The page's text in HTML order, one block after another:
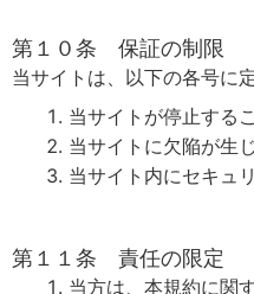
第１０条 保証の制限
当サイトは、以下の各号に
当サイトが停止する
当サイトに欠陥が生
当サイト内にセキュ
第１１条 責任の限定
当方は、本規約に関